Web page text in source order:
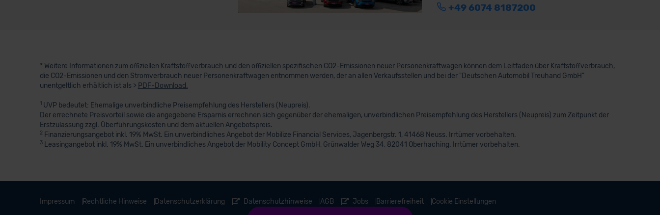
+49 6074 8187200
* Weitere Informationen zum offiziellen Kraftstoffverbrauch und den offiziellen spezifischen CO2-Emissionen neuer Personenkraftwagen können dem Leitfaden über Kraftstoffverbrauch,
die CO2-Emissionen und den Stromverbrauch neuer Personenkraftwagen entnommen werden, der an allen Verkaufsstellen und bei der "Deutschen Automobil Treuhand GmbH"
unentgeltlich erhältlich ist als > PDF-Download.
1UVP bedeutet: Ehemalige unverbindliche Preisempfehlung des Herstellers (Neupreis).
Der errechnete Preisvorteil sowie die angegebene Ersparnis errechnen sich gegenüber der ehemaligen, unverbindlichen Preisempfehlung des Herstellers (Neupreis) zum Zeitpunkt der
Erstzulassung zzgl. Überführungskosten und dem aktuellen Angebotspreis.
2 Finanzierungsangebot inkl. 19% MwSt. Ein unverbindliches Angebot der Mobilize Financial Services, Jagenbergstr. 1, 41468 Neuss. Irrtümer vorbehalten.
3Leasingangebot inkl. 19% MwSt. Ein unverbindliches Angebot der Mobility Concept GmbH, Grünwalder Weg 34, 82041 Oberhaching. Irrtümer vorbehalten.
Impressum Rechtliche Hinweise Datenschutzerklärung Datenschutzhinweise AGB Jobs Barrierefreiheit Cookie Einstellungen